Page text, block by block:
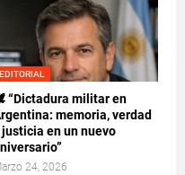
EDITORIAL
“Dictadura militar en
memoria, verdad
justicia en un nuevo
24, 2026